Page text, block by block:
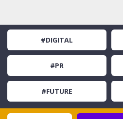
#DIGITAL
#PR
#FUTURE